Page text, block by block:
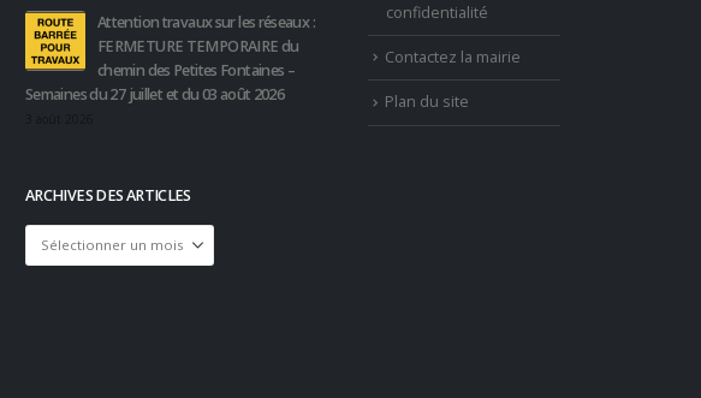
Attention travaux sur les réseaux :
FERMETURE TEMPORAIRE du
chemin des Petites Fontaines –
Semaines du 27 juillet et du 03 août 2026
ARCHIVES DES ARTICLES
Archives
des
confidentialité
Contactez la mairie
Plan du site